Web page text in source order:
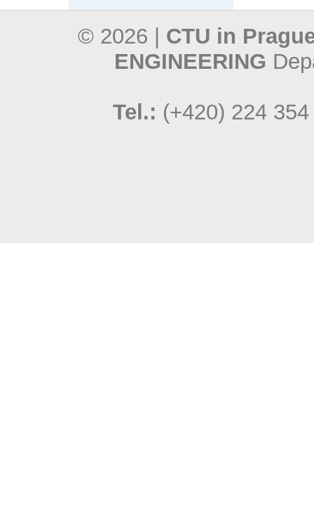
© 2026 | CTU in
ENGINEERING
Tel.: (+420) 224